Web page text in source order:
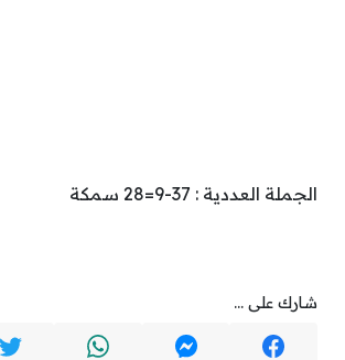
الجملة العددية : 37-9=28 سمكة
شارك على ...